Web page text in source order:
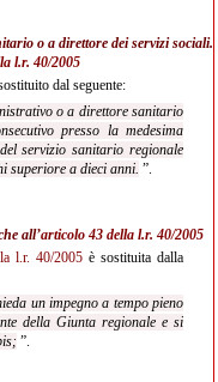
o a direttore dei servizi sociali.
l.r. 40/2005
dal seguente:
o a direttore sanitario
presso la medesima
servizio sanitario regionale
superiore a dieci anni. ”.
all’articolo 43 della l.r. 40/2005
l.r. 40/2005 è sostituita dalla
un impegno a tempo pieno
della Giunta regionale e si
”.